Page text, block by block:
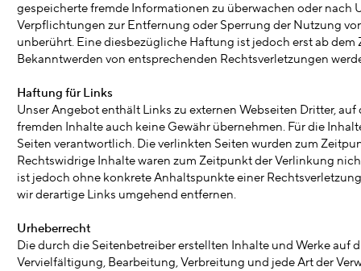
gespeicherte fremde Informationen zu überwachen oder nach
Verpflichtungen zur Entfernung oder Sperrung der Nutzung
unberührt. Eine diesbezügliche Haftung ist jedoch erst ab
Bekanntwerden von entsprechenden Rechtsverletzungen
Haftung für Links
Unser Angebot enthält Links zu externen Webseiten Dritter,
fremden Inhalte auch keine Gewähr übernehmen. Für die
Seiten verantwortlich. Die verlinkten Seiten wurden zum
Rechtswidrige Inhalte waren zum Zeitpunkt der Verlinkung
ist jedoch ohne konkrete Anhaltspunkte einer
wir derartige Links umgehend entfernen.
Urheberrecht
Die durch die Seitenbetreiber erstellten Inhalte und Werke auf
Vervielfältigung, Bearbeitung, Verbreitung und jede Art der